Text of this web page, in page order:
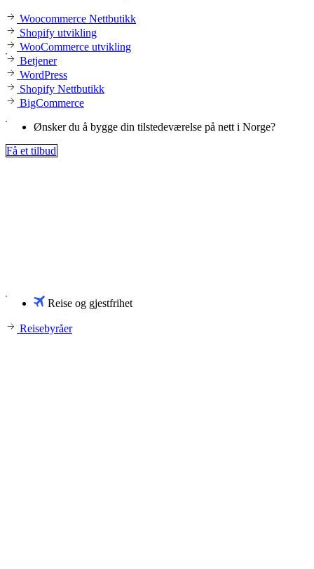
Woocommerce Nettbutikk
Shopify utvikling
WooCommerce utvikling
Betjener
WordPress
Shopify Nettbutikk
BigCommerce
Ønsker du å bygge din tilstedeværelse på nett i Norge?
Få et tilbud
Reise og gjestfrihet
Reisebyråer